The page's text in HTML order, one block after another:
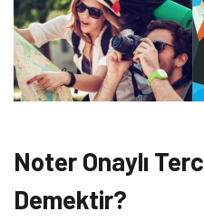
Noter Onaylı
Demektir?